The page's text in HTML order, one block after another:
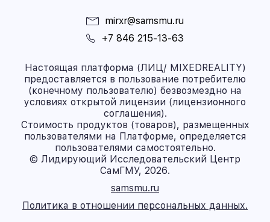
mirxr@samsmu.ru
+7 846 215-13-63
Настоящая платформа (ЛИЦ/ MIXEDREALITY)
предоставляется в пользование потребителю
(конечному пользователю) безвозмездно на
условиях открытой лицензии (лицензионного
соглашения).
Стоимость продуктов (товаров), размещенных
пользователями на Платформе, определяется
пользователями самостоятельно.
© Лидирующий Исследовательский Центр
СамГМУ, 2026.
samsmu.ru
Политика в отношении персональных данных.